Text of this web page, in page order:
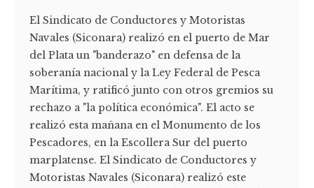
El Sindicato de Conductores y Motoristas
Navales (Siconara) realizó en el puerto de Mar
del Plata un "banderazo" en defensa de la
soberanía nacional y la Ley Federal de Pesca
Marítima, y ratificó junto con otros gremios su
rechazo a "la política económica". El acto se
realizó esta mañana en el Monumento de los
Pescadores, en la Escollera Sur del puerto
marplatense. El Sindicato de Conductores y
Motoristas Navales (Siconara) realizó este